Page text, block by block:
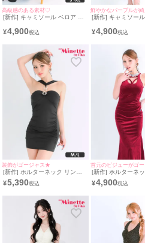
高級感のある素材♡
[新作] キャミソール ベロア シ
ングドレス (ねおん着用/S~XL
サイズ対応) | myMinette/マイ
¥4,900
鮮やかなパープルが
[新作] キャミソー
(みのり着用/S~XL
myMinette/マイミネ
¥4,900
装飾がゴージャス★
[新作] ホルターネック リング
パーツ ミニドレス (M~Lサイズ
対応/みのり着用) | myMinette/
¥5,390
首元のビジューがゴ
[新作] ホルターネッ
ー バストコード タ
(みのり着用/M~Lサ
¥4,900